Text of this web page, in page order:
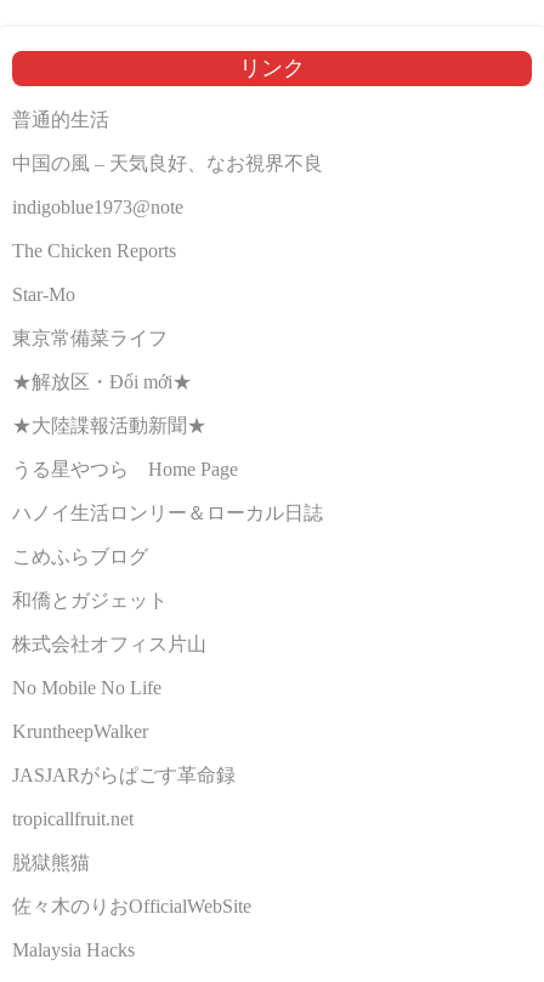
リンク
普通的生活
中国の風 – 天気良好、なお視界不良
indigoblue1973@note
The Chicken Reports
Star-Mo
東京常備菜ライフ
★解放区・Đổi mới★
★大陸諜報活動新聞★
うる星やつら Home Page
ハノイ生活ロンリー＆ローカル日誌
こめふらブログ
和僑とガジェット
株式会社オフィス片山
No Mobile No Life
KruntheepWalker
JASJARがらぱごす革命録
tropicallfruit.net
脱獄熊猫
佐々木のりおOfficialWebSite
Malaysia Hacks